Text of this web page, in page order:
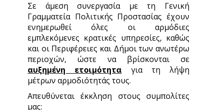
Σε άμεση συνεργασία με τη Γενική
Γραμματεία Πολιτικής Προστασίας έχουν
ενημερωθεί όλες οι αρμόδιες
εμπλεκόμενες κρατικές υπηρεσίες, καθώς
και οι Περιφέρειες και Δήμοι των ανωτέρω
περιοχών, ώστε να βρίσκονται σε
αυξημένη ετοιμότητα για τη λήψη
μέτρων αρμοδιότητάς τους.
Απευθύνεται έκκληση στους συμπολίτες
μας: